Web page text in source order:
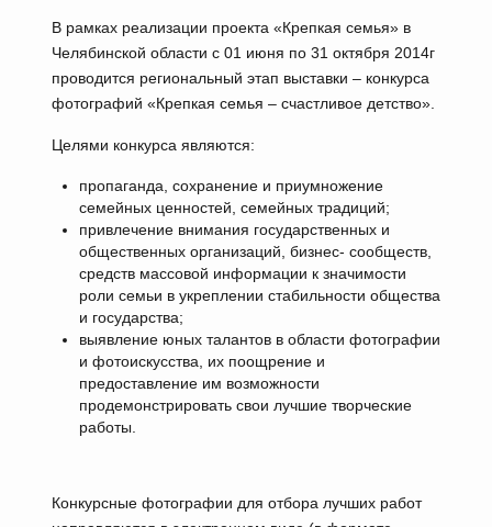
В рамках реализации проекта «Крепкая семья» в
Челябинской области с 01 июня по 31 октября 2014г
проводится региональный этап выставки – конкурса
фотографий «Крепкая семья – счастливое детство».
Целями конкурса являются:
пропаганда, сохранение и приумножение
семейных ценностей, семейных традиций;
привлечение внимания государственных и
общественных организаций, бизнес- сообществ,
средств массовой информации к значимости
роли семьи в укреплении стабильности общества
и государства;
выявление юных талантов в области фотографии
и фотоискусства, их поощрение и
предоставление им возможности
продемонстрировать свои лучшие творческие
работы.
Конкурсные фотографии для отбора лучших работ